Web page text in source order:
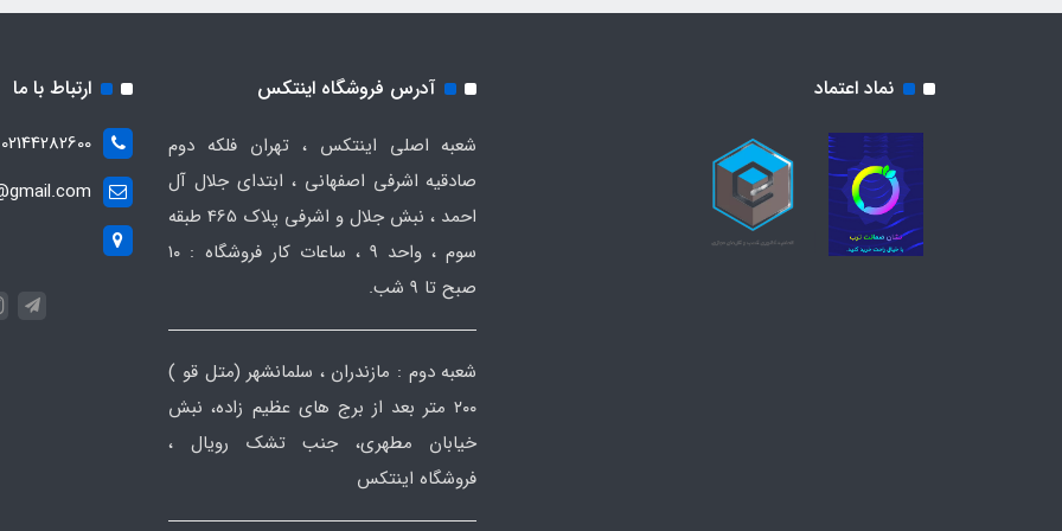
نماد اعتماد آدرس فروشگاه اینتکس
شعبه اصلی اینتکس ، تهران فلکه دوم
صادقیه اشرفی اصفهانی ، ابتدای جلال آل
احمد ، نبش جلال و اشرفی پلاک 465 طبقه
سوم ، واحد ۹ ، ساعات کار فروشگاه : ۱۰
صبح تا ۹ شب.
شعبه دوم : مازندران ، سلمانشهر (متل قو )
۲۰۰ متر بعد از برج های عظیم زاده، نبش
خیابان مطهری، جنب تشک رویال ،
فروشگاه اینتکس
ارتباط با ما
02144282600